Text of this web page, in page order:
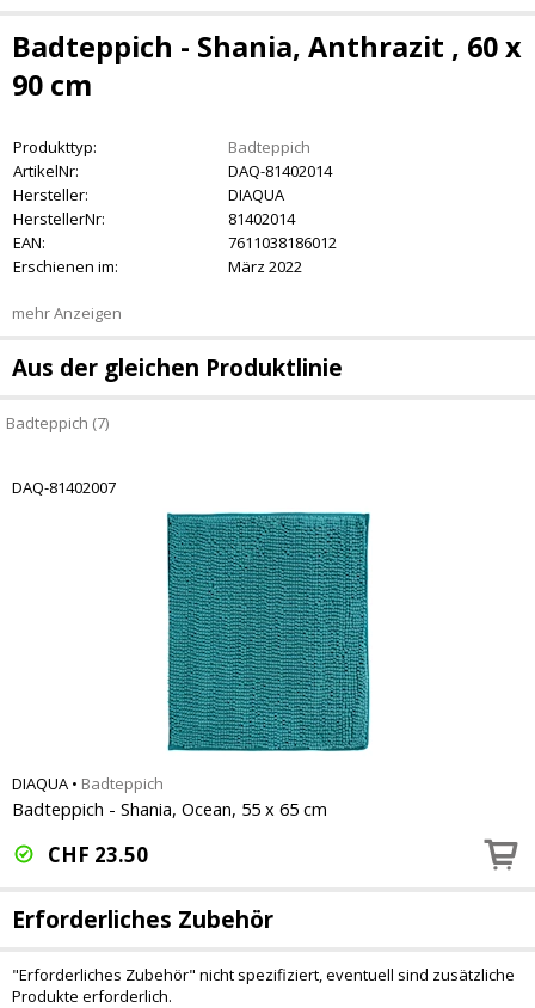
Badteppich - Shania, Anthrazit , 60 x
90 cm
Produkttyp:
Badteppich
ArtikelNr:
DAQ-81402014
Hersteller:
DIAQUA
HerstellerNr:
81402014
EAN:
7611038186012
Erschienen im:
März 2022
mehr Anzeigen
Aus der gleichen Produktlinie
Badteppich (7)
DAQ-81402007
DIAQUA • Badteppich
Badteppich - Shania, Ocean, 55 x 65 cm
CHF 23.50
Erforderliches Zubehör
"Erforderliches Zubehör" nicht spezifiziert, eventuell sind zusätzliche
Produkte erforderlich.